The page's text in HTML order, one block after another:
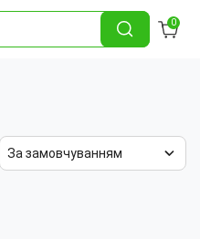
0
За замовчуванням